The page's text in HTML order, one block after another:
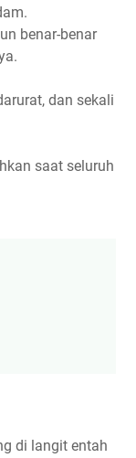
benar-benar
dan sekali
saat seluruh
di langit entah